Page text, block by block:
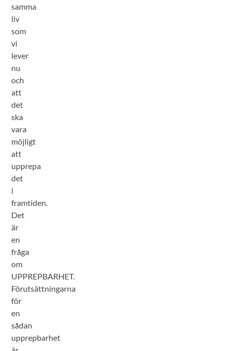
samma
liv
som
vi
lever
nu
och
att
det
ska
vara
möjligt
att
upprepa
det
i
framtiden.
Det
är
en
fråga
om
UPPREPBARHET.
Förutsättningarna
för
en
sådan
upprepbarhet